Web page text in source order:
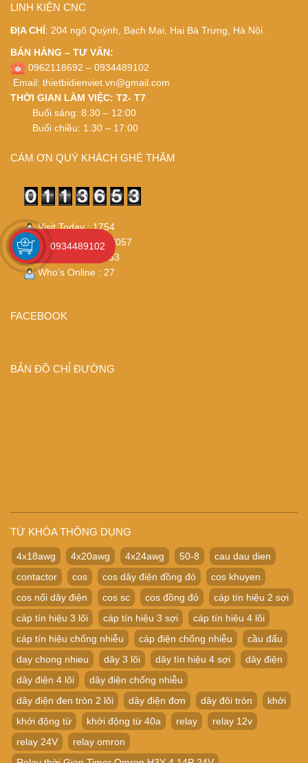
LINH KIỆN CNC
ĐỊA CHỈ: 204 ngõ Quỳnh, Bạch Mai, Hai Bà Trưng, Hà Nội.
BÁN HÀNG – TƯ VẤN:
0962118692 – 0934489102
Email: thietbidienviet.vn@gmail.com
THỜI GIAN LÀM VIỆC: T2- T7
Buổi sáng: 8:30 – 12:00
Buổi chiều: 1:30 – 17:00
CÁM ƠN QUÝ KHÁCH GHÉ THĂM
Visit Today : 1754
Visit Yesterday : 7057
Total Visit : 113653
Who's Online : 27
FACEBOOK
BẢN ĐỒ CHỈ ĐƯỜNG
TỪ KHÓA THÔNG DỤNG
4x18awg 4x20awg 4x24awg 50-8
cau dau dien
contactor
cos cos dây điện đồng đỏ
cos khuyen
cos nối dây điện
cos sc cos đồng đỏ
cáp tín hiệu 2 sợi
cáp tín hiệu 3 lõi
cáp tín hiệu 3 sợi
cáp tín hiệu 4 lõi
cáp tín hiệu chống nhiễu
cáp điện chống nhiễu
cầu đấu
day chong nhieu
dây 3 lõi dây tín hiệu 4 sợi
dây điện
dây điện 4 lõi
dây điện chống nhiễu
dây điện đen tròn 2 lõi
dây điện đơn dây đôi tròn
khởi
khởi động từ
khởi động từ 40a relay
relay 12v
relay 24V
relay omron
0934489102